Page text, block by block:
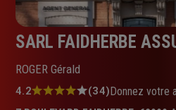
SARL FAIDHERBE
ROGER Gérald
Note
4.2 (34)Donnez votre